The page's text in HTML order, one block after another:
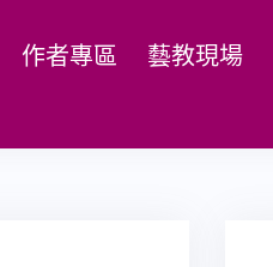
作者專區 藝教現場